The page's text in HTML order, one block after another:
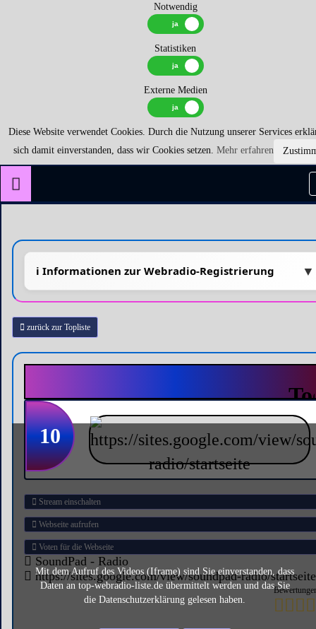
Notwendig
Statistiken
Externe Medien
Diese Website verwendet Cookies. Durch die Nutzung unserer Services
sich damit einverstanden, dass wir Cookies setzen. Mehr erfahren
Mit dem Aufruf des Videos (Iframe) sind Sie einverstanden, dass
Daten an top-webradio-liste.de übermittelt werden und das Sie
die Datenschutzerklärung gelesen haben.
zurück zur Topliste
10
Stream einschalten
Webseite aufrufen
Voten für die Webseite
SoundPad - Radio
https://sites.google.com/view/soundpad-radio/startseite